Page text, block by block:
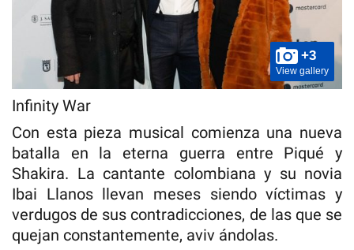
+3
View gallery
Infinity War
Con esta pieza musical comienza una nueva
batalla en la eterna guerra entre Piqué y
Shakira. La cantante colombiana y su novia
Ibai Llanos llevan meses siendo víctimas y
verdugos de sus contradicciones, de las que se
quejan constantemente, aviv ándolas.